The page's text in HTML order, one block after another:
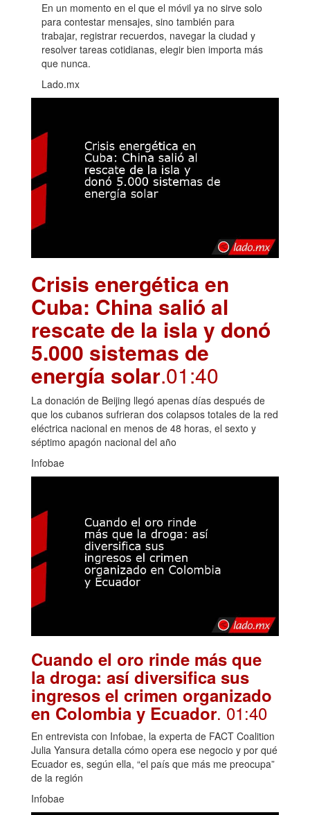
En un momento en el que el móvil ya no sirve solo
para contestar mensajes, sino también para
trabajar, registrar recuerdos, navegar la ciudad y
resolver tareas cotidianas, elegir bien importa más
que nunca.
Lado.mx
Crisis energética en
Cuba: China salió al
rescate de la isla y donó
5.000 sistemas de
energía solar.01:40
La donación de Beijing llegó apenas días después de
que los cubanos sufrieran dos colapsos totales de la red
eléctrica nacional en menos de 48 horas, el sexto y
séptimo apagón nacional del año
Infobae
Cuando el oro rinde más que
la droga: así diversifica sus
ingresos el crimen organizado
en Colombia y Ecuador. 01:40
En entrevista con Infobae, la experta de FACT Coalition
Julia Yansura detalla cómo opera ese negocio y por qué
Ecuador es, según ella, “el país que más me preocupa”
de la región
Infobae